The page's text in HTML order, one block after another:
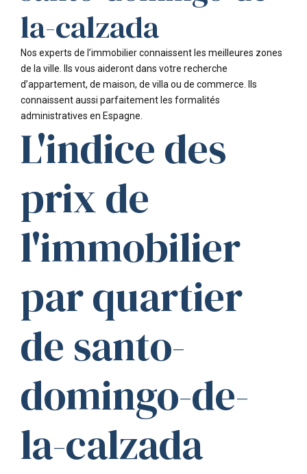
la-calzada
Nos experts de l’immobilier connaissent les meilleures zones
de la ville. Ils vous aideront dans votre recherche
d’appartement, de maison, de villa ou de commerce. Ils
connaissent aussi parfaitement les formalités
administratives en Espagne.
L'indice des
prix de
l'immobilier
par quartier
de santo-
domingo-de-
la-calzada